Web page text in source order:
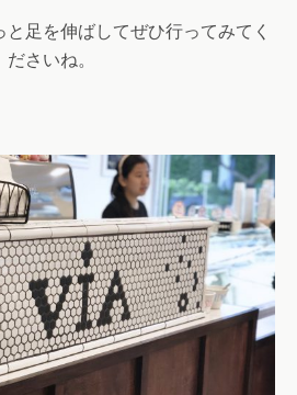
足を伸ばしてぜひ行ってみてく
ださいね。